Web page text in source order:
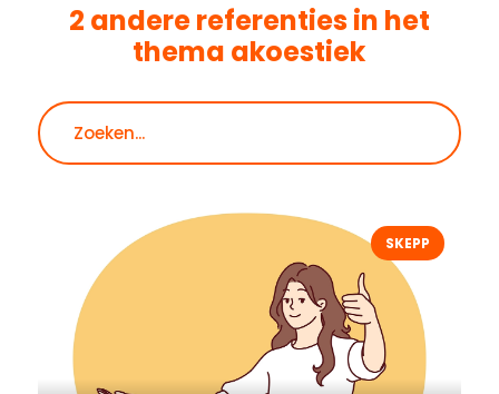
2 andere referenties in het
thema akoestiek
SKEPP